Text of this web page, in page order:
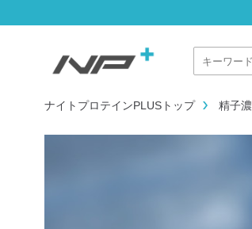
ナイトプロテインPLUSトップ 精子